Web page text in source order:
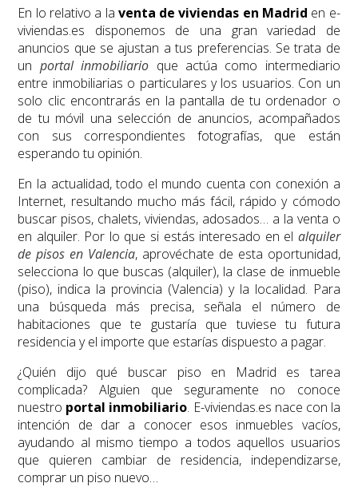
En lo relativo a la venta de viviendas en Madrid en e-
viviendas.es disponemos de una gran variedad de
anuncios que se ajustan a tus preferencias. Se trata de
un portal inmobiliario que actúa como intermediario
entre inmobiliarias o particulares y los usuarios. Con un
solo clic encontrarás en la pantalla de tu ordenador o
de tu móvil una selección de anuncios, acompañados
con sus correspondientes fotografías, que están
esperando tu opinión.
En la actualidad, todo el mundo cuenta con conexión a
Internet, resultando mucho más fácil, rápido y cómodo
buscar pisos, chalets, viviendas, adosados… a la venta o
en alquiler. Por lo que si estás interesado en el alquiler
de pisos en Valencia, aprovéchate de esta oportunidad,
selecciona lo que buscas (alquiler), la clase de inmueble
(piso), indica la provincia (Valencia) y la localidad. Para
una búsqueda más precisa, señala el número de
habitaciones que te gustaría que tuviese tu futura
residencia y el importe que estarías dispuesto a pagar.
¿Quién dijo qué buscar piso en Madrid es tarea
complicada? Alguien que seguramente no conoce
nuestro portal inmobiliario. E-viviendas.es nace con la
intención de dar a conocer esos inmuebles vacíos,
ayudando al mismo tiempo a todos aquellos usuarios
que quieren cambiar de residencia, independizarse,
comprar un piso nuevo…